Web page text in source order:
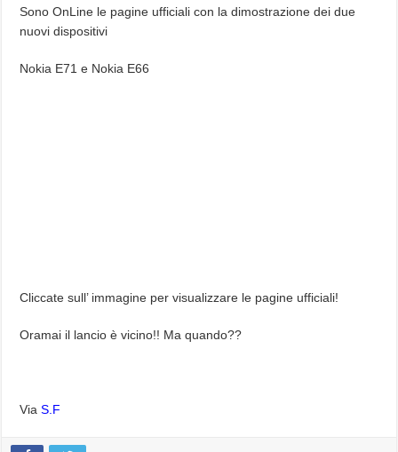
Sono OnLine le pagine ufficiali con la dimostrazione dei due
nuovi dispositivi
Nokia E71 e Nokia E66
Cliccate sull’ immagine per visualizzare le pagine ufficiali!
Oramai il lancio è vicino!! Ma quando??
ViaS.F